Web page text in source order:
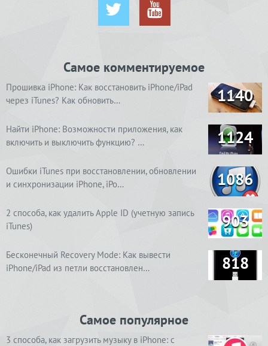
Самое комментируемое
Прошивка iPhone: Как восстановить iPhone/iPad
через iTunes? Как обновить…
1140
Найти iPhone: Возможности приложения, как
включить и выключить функцию? …
1124
Ошибки iTunes при восстановлении, обновлении
и синхронизации iPhone, iPo…
1086
2 способа, как удалить Apple ID (учетную запись
iTunes)
903
Бесконечный Recovery Mode: Как вывести
iPhone/iPad из петли восстановлен…
818
Самое популярное
3 способа, как загрузить музыку в iPhone: с